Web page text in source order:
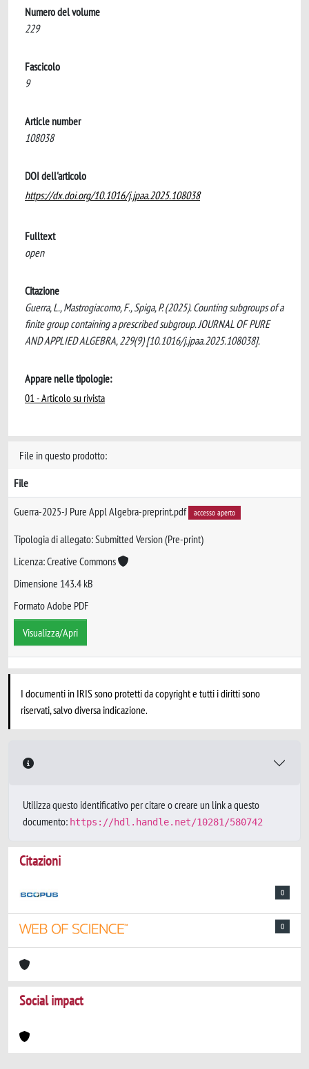
Numero del volume
229
Fascicolo
9
Article number
108038
DOI dell'articolo
https://dx.doi.org/10.1016/j.jpaa.2025.108038
Fulltext
open
Citazione
Guerra, L., Mastrogiacomo, F., Spiga, P. (2025). Counting subgroups of a
finite group containing a prescribed subgroup. JOURNAL OF PURE
AND APPLIED ALGEBRA, 229(9) [10.1016/j.jpaa.2025.108038].
Appare nelle tipologie:
01 - Articolo su rivista
File in questo prodotto:
File
Guerra-2025-J Pure Appl Algebra-preprint.pdf accesso aperto
Tipologia di allegato: Submitted Version (Pre-print)
Licenza: Creative Commons
Dimensione 143.4 kB
Formato Adobe PDF
Visualizza/Apri
I documenti in IRIS sono protetti da copyright e tutti i diritti sono
riservati, salvo diversa indicazione.
Utilizza questo identificativo per citare o creare un link a questo
documento: https://hdl.handle.net/10281/580742
Citazioni
0
0
Social impact